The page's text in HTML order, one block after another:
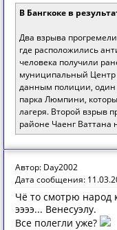
В Бангкоке в
Два взрыва
где расположились
человека получили
муниципальный
данным полиции, один
парка Люмпини,
лагеря. Второй взрыв
районе Чаенг Ваттана
Автор: Day2002
Дата сообщения:
Чё то смотрю народ
ээээ... Венесуэлу.
Все полегли уже?